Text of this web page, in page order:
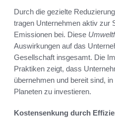
Durch die gezielte
tragen Unternehmen aktiv zur
Emissionen bei. Diese
Auswirkungen auf das
Gesellschaft insgesamt. Die
Praktiken zeigt, dass
übernehmen und bereit sind,
Planeten zu investieren.
Kostensenkung durch